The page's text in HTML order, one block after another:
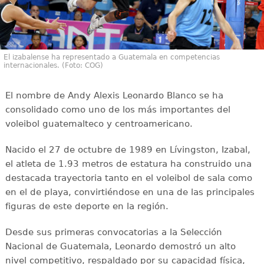
El izabalense ha representado a Guatemala en competencias
internacionales. (Foto: COG)
El nombre de Andy Alexis Leonardo Blanco se ha
consolidado como uno de los más importantes del
voleibol guatemalteco y centroamericano.
Nacido el 27 de octubre de 1989 en Lívingston, Izabal,
el atleta de 1.93 metros de estatura ha construido una
destacada trayectoria tanto en el voleibol de sala como
en el de playa, convirtiéndose en una de las principales
figuras de este deporte en la región.
Desde sus primeras convocatorias a la Selección
Nacional de Guatemala, Leonardo demostró un alto
nivel competitivo, respaldado por su capacidad física,